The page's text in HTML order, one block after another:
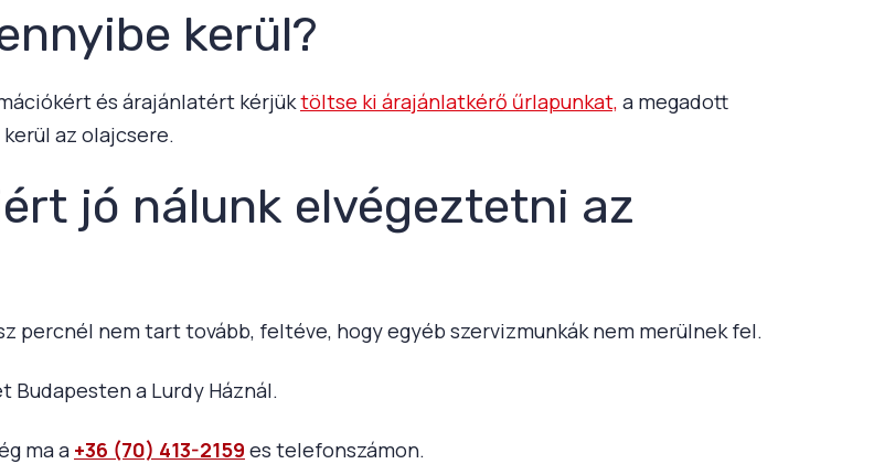
kerül?
és árajánlatért kérjüktöltse ki árajánlatkérő űrlapunkat, a megadott
az olajcsere.
jó nálunk elvégeztetni az
percnél nem tart tovább, feltéve, hogy egyéb szervizmunkák nem merülnek fel.
a Lurdy Háznál.
ma a +36 (70) 413-2159 es telefonszámon.